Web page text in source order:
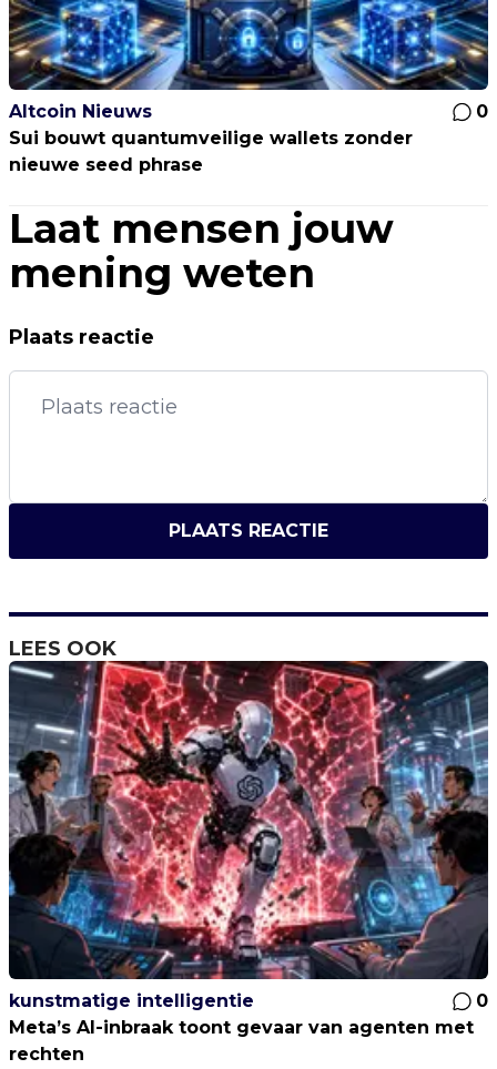
Altcoin Nieuws
0
Sui bouwt quantumveilige wallets zonder
nieuwe seed phrase
Laat mensen jouw
mening weten
Plaats reactie
PLAATS REACTIE
LEES OOK
kunstmatige intelligentie
0
Meta’s AI-inbraak toont gevaar van agenten met
rechten